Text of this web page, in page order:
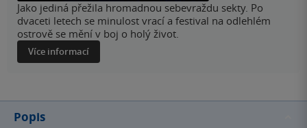
Jako jediná přežila hromadnou sebevraždu sekty. Po
dvaceti letech se minulost vrací a festival na odlehlém
ostrově se mění v boj o holý život.
Více informací
Popis